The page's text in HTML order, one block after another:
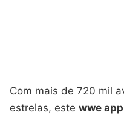
Com mais de 720 mil
estrelas, este wwe app